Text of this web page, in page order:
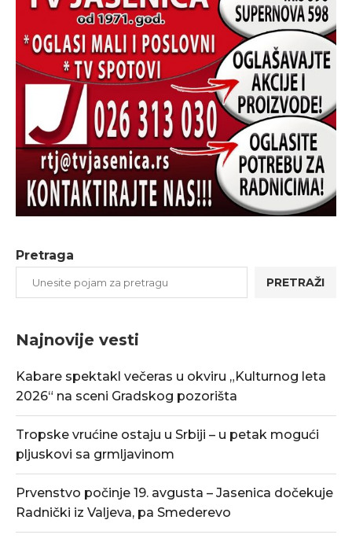
Pretraga
PRETRAŽI
Najnovije vesti
Kabare spektakl večeras u okviru „Kulturnog leta
2026“ na sceni Gradskog pozorišta
Tropske vrućine ostaju u Srbiji – u petak mogući
pljuskovi sa grmljavinom
Prvenstvo počinje 19. avgusta – Jasenica dočekuje
Radnički iz Valjeva, pa Smederevo